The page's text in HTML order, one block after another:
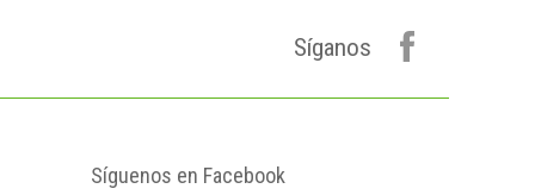
kgrs...
1,50 €
FORMATO:
GARRAFA...
Síganos
Síguenos en Facebook